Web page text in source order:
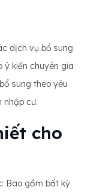
dịch vụ bổ sung
ý kiến ​​chuyên gia
sung theo yêu
cư.
cho
Bao gồm bất kỳ